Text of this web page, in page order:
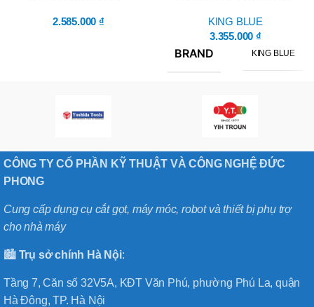
1 Thân Máy, 1 Pin, 1 Sạc)
2.585.000 ₫
(Combo Bao Gồm 1 Thân
Máy, 1 Pin, 1 Sạc)
KING BLUE
3.355.000 ₫
BRAND KING BLUE
CÔNG TY CỔ PHẦN KỸ THUẬT VÀ CÔNG NGHỆ ĐỨC
PHONG
Cung cấp dụng cụ cắt gọt, máy móc, robot và thiết bị phụ trợ
cho nhà máy
🏙️ Trụ sở chính Hà Nội:
Tầng 7, Căn số 32V5A, KĐT Văn Phú, phường Phú La, quận
Hà Đông, TP. Hà Nội